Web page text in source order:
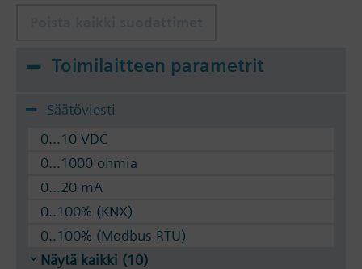
Toimilaitteen parametrit
Säätöviesti
0...10 VDC
0...1000 ohmia
0...20 mA
0..100% (KNX)
0..100% (Modbus RTU)
Näytä kaikki (10)